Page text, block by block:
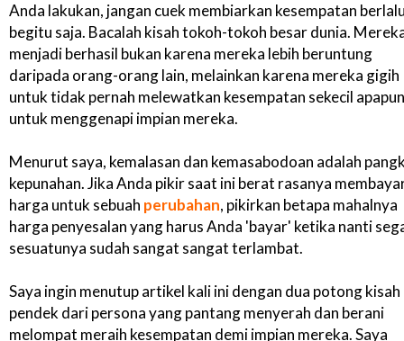
Anda lakukan, jangan cuek membiarkan kesempatan
begitu saja. Bacalah kisah tokoh-tokoh besar dunia.
menjadi berhasil bukan karena mereka lebih beruntung
daripada orang-orang lain, melainkan karena mereka gigih
untuk tidak pernah melewatkan kesempatan sekecil apapun
untuk menggenapi impian mereka.
Menurut saya, kemalasan dan kemasabodoan adalah
kepunahan. Jika Anda pikir saat ini berat rasanya
harga untuk sebuah perubahan, pikirkan betapa mahalnya
harga penyesalan yang harus Anda 'bayar' ketika nanti
sesuatunya sudah sangat sangat terlambat.
Saya ingin menutup artikel kali ini dengan dua potong kisah
pendek dari persona yang pantang menyerah dan berani
melompat meraih kesempatan demi impian mereka. Saya